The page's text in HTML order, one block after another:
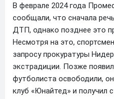
В феврале 2024 года
сообщали, что сначала
ДТП, однако позднее это
Несмотря на это,
запросу прокуратуры
экстрадиции. Позже
футболиста освободили,
клуб «Юнайтед» и получил